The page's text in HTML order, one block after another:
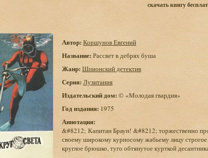
скачать книгу
Автор: Коршунов Евгений
Название: Рассвет в дебрях буша
Жанр: Шпионский детектив
Серия: Лузитания
Издательский дом: © «Молодая гвардия»
Год издания: 1975
Аннотация:
&#8212; Капитан Браун! &#8212; торжественно
своему широкому курносому жабьему лицу
круглое брюшко, туго обтянутое курткой